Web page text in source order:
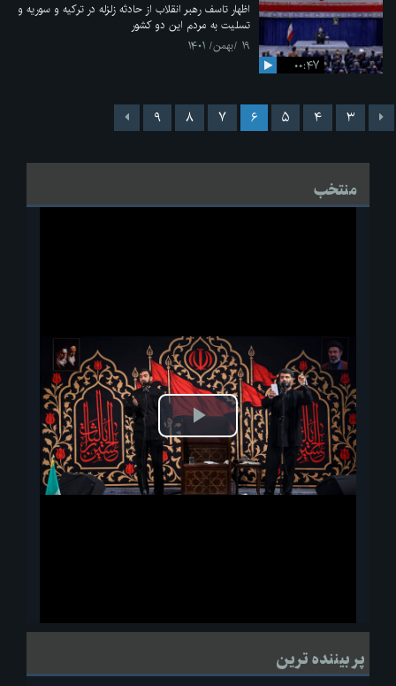
۰۰:۴۷
اظهار تاسف رهبر انقلاب از حادثه زلزله در ترکیه و سوریه و
تسلیت به مردم این دو کشور
۱۹ /بهمن/ ۱۴۰۱
۳ ۴ ۵ ۶ ۷ ۸ ۹
منتخب
پخش
ویدیو
لحظاتی از قرائت زیارت اربعین امام حسین(ع) در مراسم عزاداری هیئات
پر بیننده ترین